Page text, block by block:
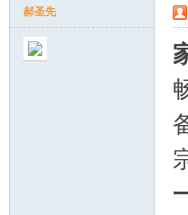
郝圣先